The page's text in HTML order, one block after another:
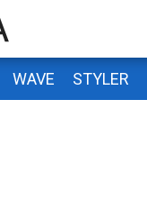
WAVE STYLER